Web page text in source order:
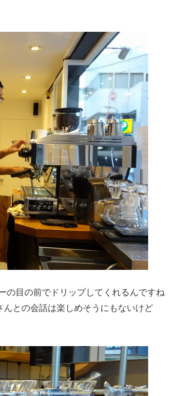
の目の前でドリップしてくれるんですね
んとの会話は楽しめそうにもないけど